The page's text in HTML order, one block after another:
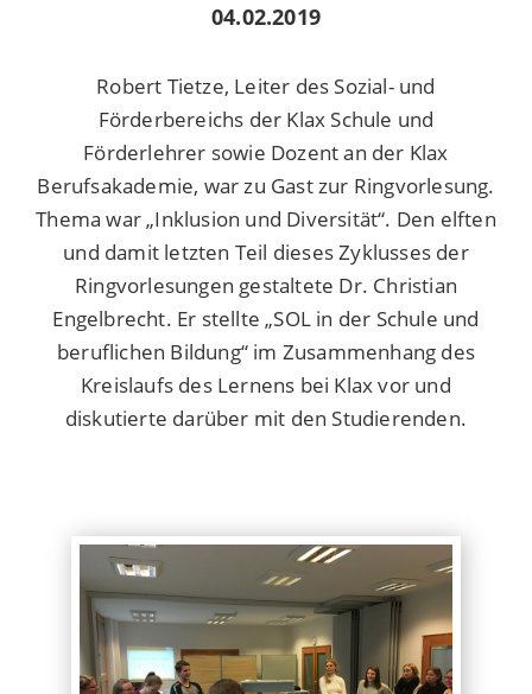
04.02.2019
Robert Tietze, Leiter des Sozial- und
Förderbereichs der Klax Schule und
Förderlehrer sowie Dozent an der Klax
Berufsakademie, war zu Gast zur Ringvorlesung.
Thema war „Inklusion und Diversität“. Den elften
und damit letzten Teil dieses Zyklusses der
Ringvorlesungen gestaltete Dr. Christian
Engelbrecht. Er stellte „SOL in der Schule und
beruflichen Bildung“ im Zusammenhang des
Kreislaufs des Lernens bei Klax vor und
diskutierte darüber mit den Studierenden.